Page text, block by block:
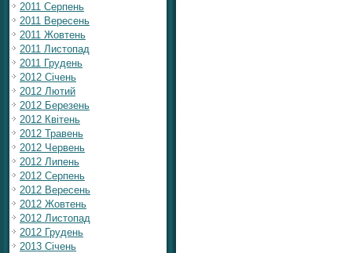
2011 Серпень
2011 Вересень
2011 Жовтень
2011 Листопад
2011 Грудень
2012 Січень
2012 Лютий
2012 Березень
2012 Квітень
2012 Травень
2012 Червень
2012 Липень
2012 Серпень
2012 Вересень
2012 Жовтень
2012 Листопад
2012 Грудень
2013 Січень